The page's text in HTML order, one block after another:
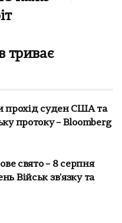
триває
прохід суден США та
протоку – Bloomberg
свято – 8 серпня
Військ зв'язку та